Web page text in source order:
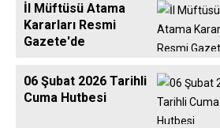
İl Müftüsü Atama
Kararları Resmi
Gazete'de
06 Şubat 2026 Tarihli
Cuma Hutbesi